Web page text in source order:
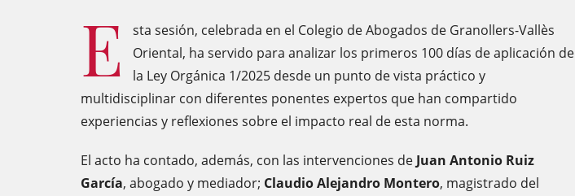
E
sta sesión, celebrada en el Colegio de Abogados de Granollers-Vallès
Oriental, ha servido para analizar los primeros 100 días de aplicación de
la Ley Orgánica 1/2025 desde un punto de vista práctico y
multidisciplinar con diferentes ponentes expertos que han compartido
experiencias y reflexiones sobre el impacto real de esta norma.
El acto ha contado, además, con las intervenciones de Juan Antonio Ruiz
García, abogado y mediador; Claudio Alejandro Montero, magistrado del